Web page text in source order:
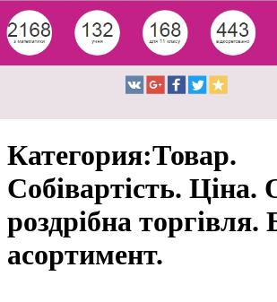
Категория:Товар.
Собівартість. Ціна.
роздрібна торгівля.
асортимент.